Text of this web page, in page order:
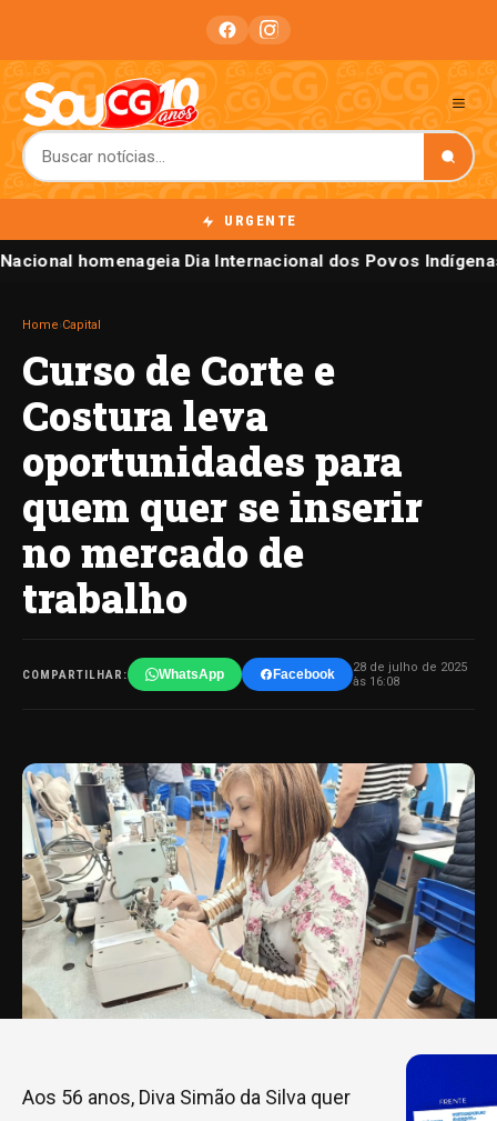
URGENTE
homenageia Dia Internacional dos Povos
Home Capital
Curso de Corte e
Costura leva
oportunidades para
quem quer se inserir
no mercado de
trabalho
COMPARTILHAR: WhatsApp Facebook
28 de julho de 2025
às 16:08
Aos 56 anos, Diva Simão da Silva quer